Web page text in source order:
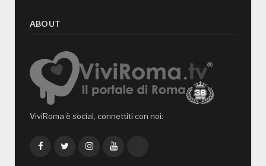
ABOUT
ViviRoma è social, connettiti con noi:
FacebookTwitterInstagramYouTube